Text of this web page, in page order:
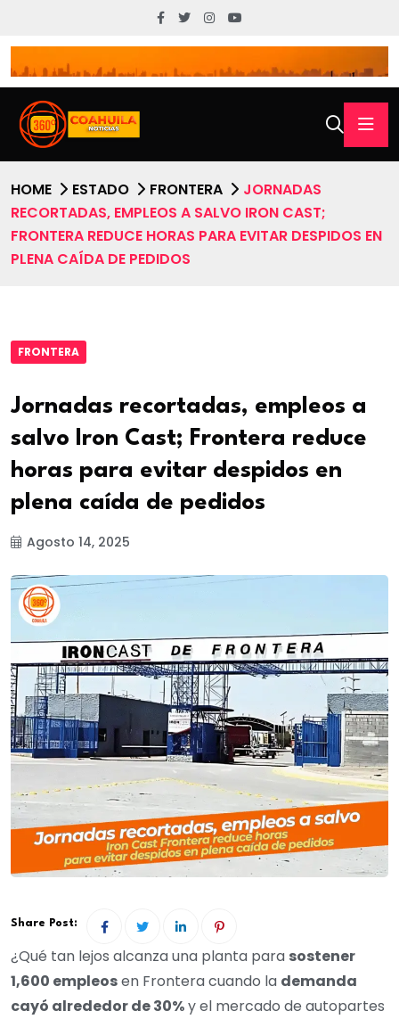
HOME ESTADO FRONTERA
JORNADAS
RECORTADAS, EMPLEOS A SALVO IRON CAST;
FRONTERA REDUCE HORAS PARA EVITAR DESPIDOS EN
PLENA CAÍDA DE PEDIDOS
FRONTERA
Jornadas recortadas, empleos a
salvo Iron Cast; Frontera reduce
horas para evitar despidos en
plena caída de pedidos
Agosto 14, 2025
Share Post:
¿Qué tan lejos alcanza una planta para sostener
1,600 empleosen Frontera cuando la demanda
cayó alrededor de 30%y el mercado de autopartes